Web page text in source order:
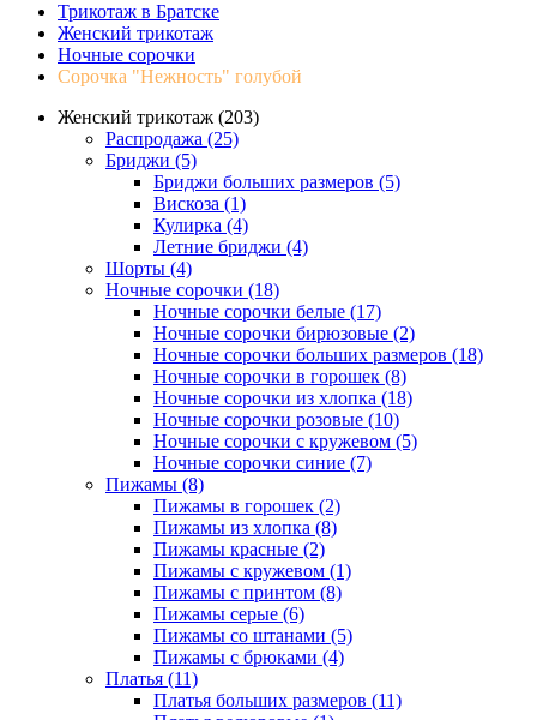
Трикотаж в Братске
Женский трикотаж
Ночные сорочки
Сорочка "Нежность" голубой
Женский трикотаж (203)
Распродажа (25)
Бриджи (5)
Бриджи больших размеров (5)
Вискоза (1)
Кулирка (4)
Летние бриджи (4)
Шорты (4)
Ночные сорочки (18)
Ночные сорочки белые (17)
Ночные сорочки бирюзовые (2)
Ночные сорочки больших размеров (18)
Ночные сорочки в горошек (8)
Ночные сорочки из хлопка (18)
Ночные сорочки розовые (10)
Ночные сорочки с кружевом (5)
Ночные сорочки синие (7)
Пижамы (8)
Пижамы в горошек (2)
Пижамы из хлопка (8)
Пижамы красные (2)
Пижамы с кружевом (1)
Пижамы с принтом (8)
Пижамы серые (6)
Пижамы со штанами (5)
Пижамы с брюками (4)
Платья (11)
Платья больших размеров (11)